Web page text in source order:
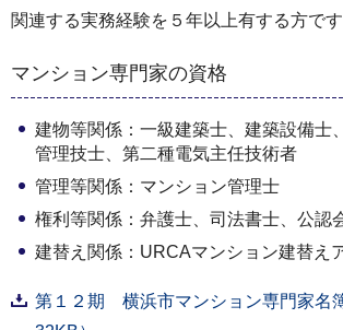
関連する実務経験を５年以上有する方です
マンション専門家の資格
建物等関係：⼀級建築⼠、建築設備⼠
管理技⼠、第二種電気主任技術者
管理等関係：マンション管理⼠
権利等関係：弁護⼠、司法書⼠、公認
建替え関係：URCAマンション建替え
第１２期 横浜市マンション専門家名